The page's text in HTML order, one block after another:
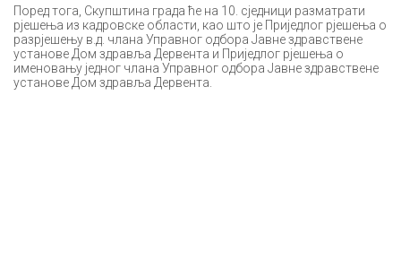
Поред тога, Скупштина града ће на 10. сједници разматрати
рјешења из кадровске области, као што је Приједлог рјешења о
разрјешењу в.д. члана Управног одбора Јавне здравствене
установе Дом здравља Дервента и Приједлог рјешења о
именовању једног члана Управног одбора Јавне здравствене
установе Дом здравља Дервента.